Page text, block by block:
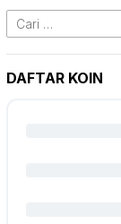
Cari
untuk:
DAFTAR KOIN